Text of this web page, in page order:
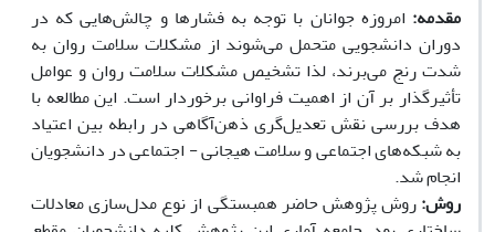
مقدمه: امروزه جوانان با توجه به فشارها و چالش‌هایی که در
دوران دانشجویی متحمل می‌شوند از مشکلات سلامت روان به
شدت رنج می‌برند، لذا تشخیص مشکلات سلامت روان و عوامل
تأثیرگذار بر آن از اهمیت فراوانی برخوردار است. این مطالعه با
هدف بررسی نقش تعدیل‌گری ذهن‌آگاهی در رابطه بین اعتیاد
به شبکه‌های اجتماعی و سلامت هیجانی - اجتماعی در دانشجویان
انجام شد.
روش:روش پژوهش حاضر همبستگی از نوع مدل‌سازی معادلات